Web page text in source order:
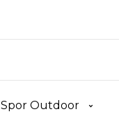
Spor Outdoor